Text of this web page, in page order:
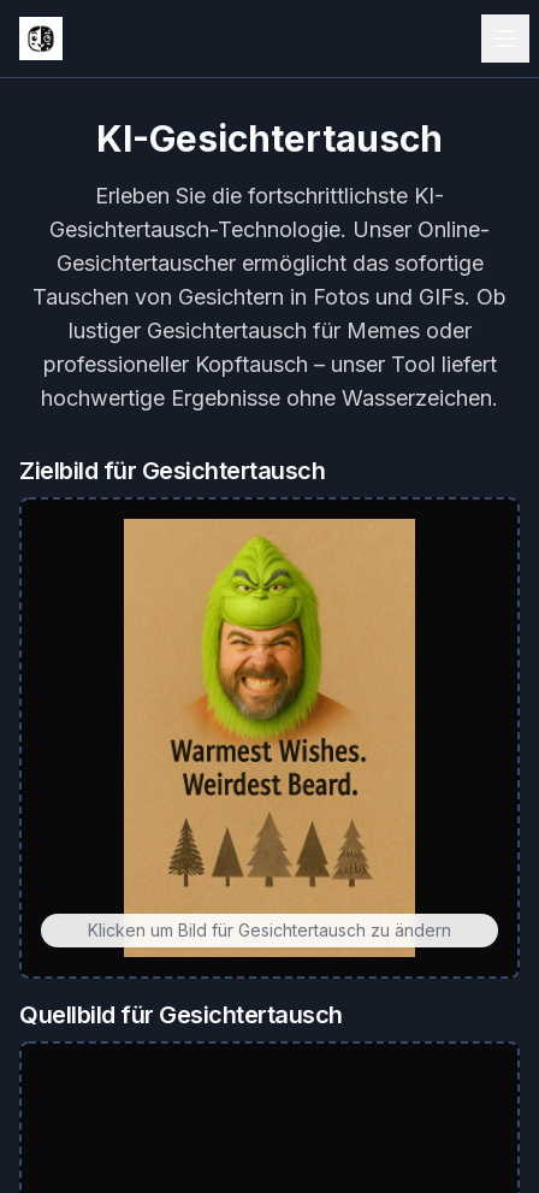
KI-Gesichtertausch
Erleben Sie die fortschrittlichste KI-
Gesichtertausch-Technologie. Unser Online-
Gesichtertauscher ermöglicht das sofortige
Tauschen von Gesichtern in Fotos und GIFs. Ob
lustiger Gesichtertausch für Memes oder
professioneller Kopftausch – unser Tool liefert
hochwertige Ergebnisse ohne Wasserzeichen.
Zielbild für Gesichtertausch
Klicken um Bild für Gesichtertausch zu ändern
Quellbild für Gesichtertausch